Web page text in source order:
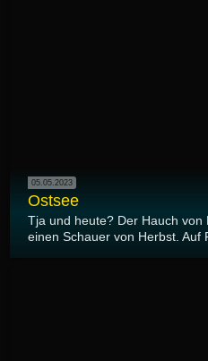
05.05.2023
Ostsee
Tja und heute? Der Hauch von
einen Schauer von Herbst. Auf